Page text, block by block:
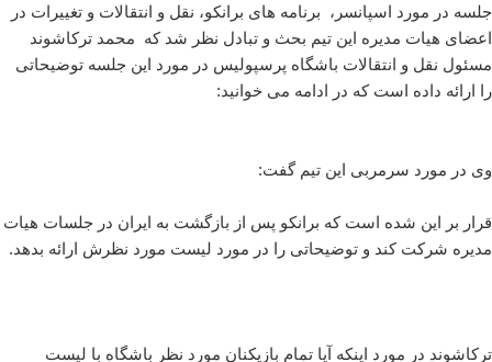
جلسه در مورد اسپانسر، برنامه های برانکو، نقل و انتقالات و تغییرات در
اعضای هیات مدیره این تیم بحث و تبادل نظر شد که محمد ترکاشوند
مسئول نقل و انتقالات باشگاه پر‌سپولیس در مورد این جلسه توضیحاتی
را ارائه داده است که در ادامه می خوانید:
وی در مورد سرمربی این تیم گفت:
قرار بر این شده است که برانکو پس از بازگشت به ایران در جلسات هیات
مدیره شرکت کند و توضیحاتی را در مورد لیست مورد نظرش ارائه بدهد.
ترکاشوند در مورد اینکه آیا تمام بازیکنان مورد نظر باشگاه با لیست